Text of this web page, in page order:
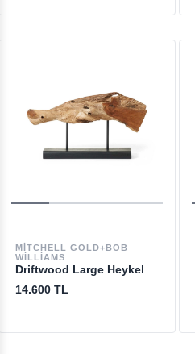
MITCHELL GOLD+BOB
WILLIAMS
Driftwood Large Heykel
14.600 TL